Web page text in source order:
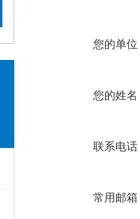
您的单位
您的姓名
联系电话
常用邮箱